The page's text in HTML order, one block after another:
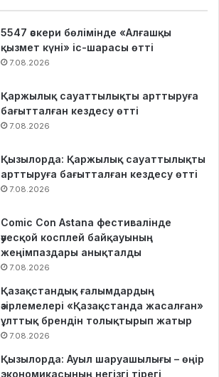
5547 әскери бөлімінде «Алғашқы
қызмет күні» іс-шарасы өтті
7.08.2026
Қаржылық сауаттылықты арттыруға
бағытталған кездесу өтті
7.08.2026
Қызылорда: Қаржылық сауаттылықты
арттыруға бағытталған кездесу өтті
7.08.2026
Comic Con Astana фестивалінде
әуесқой косплей байқауының
жеңімпаздары анықталды
7.08.2026
Қазақстандық ғалымдардың
әзірлемелері «Қазақстанда жасалған»
ұлттық брендін толықтырып жатыр
7.08.2026
Қызылорда: Ауыл шаруашылығы – өңір
экономикасының негізгі тірегі